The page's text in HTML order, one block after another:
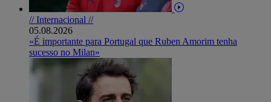
// Internacional //
05.08.2026
«É importante para Portugal que Ruben Amorim tenha
sucesso no Milan»